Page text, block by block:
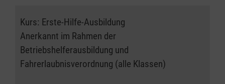
Kurs: Erste-Hilfe-Ausbildung
Anerkannt im Rahmen der
Betriebshelferausbildung und
Fahrerlaubnisverordnung (alle Klassen)